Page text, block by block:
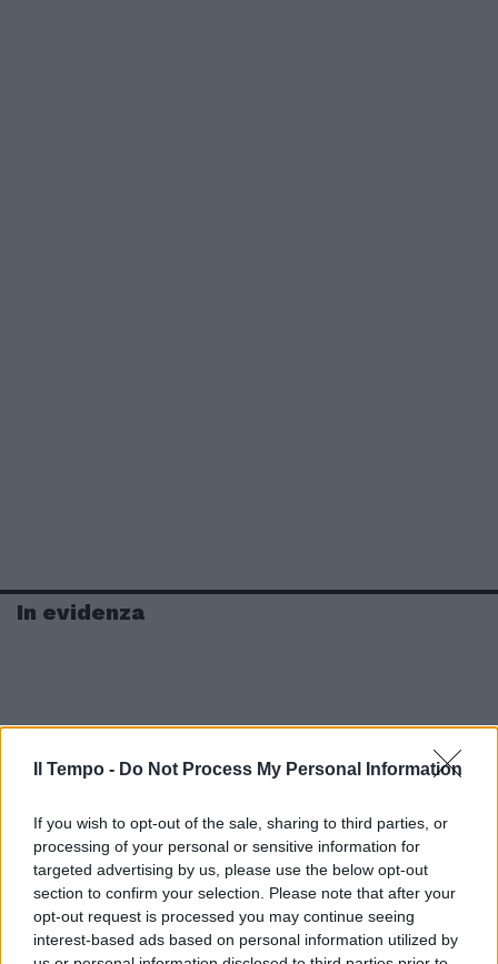
Il Tempo - Do Not Process My Personal Information
If you wish to opt-out of the sale, sharing to third parties, or
processing of your personal or sensitive information for
targeted advertising by us, please use the below opt-out
section to confirm your selection. Please note that after your
opt-out request is processed you may continue seeing
interest-based ads based on personal information utilized by
In evidenza